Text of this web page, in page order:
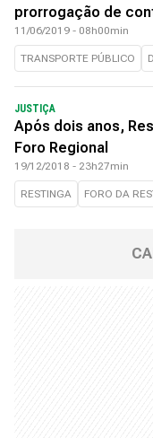
prorrogação de
11/06/2019 - 08h00min
TRANSPORTE PÚBLICO
JUSTIÇA
Após dois anos,
Foro Regional
19/12/2018 - 23h27min
RESTINGA FORO DA